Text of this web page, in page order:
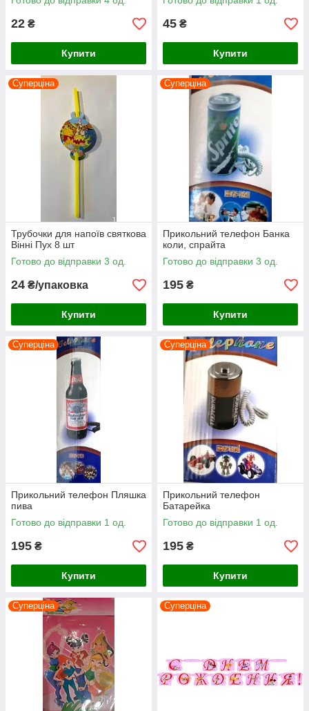
22 ₴
Купити
45 ₴
Купити
Суперціна
Трубочки для напоїв святкова
Вінні Пух 8 шт
Готово до відправки 3 од.
24 ₴/упаковка
Купити
Суперціна
Прикольний телефон Банка
коли, спрайта
Готово до відправки 3 од.
195 ₴
Купити
Суперціна
Прикольний телефон Пляшка
пива
Готово до відправки 1 од.
195 ₴
Купити
Суперціна
Прикольний телефон
Батарейка
Готово до відправки 1 од.
195 ₴
Купити
Суперціна Суперціна